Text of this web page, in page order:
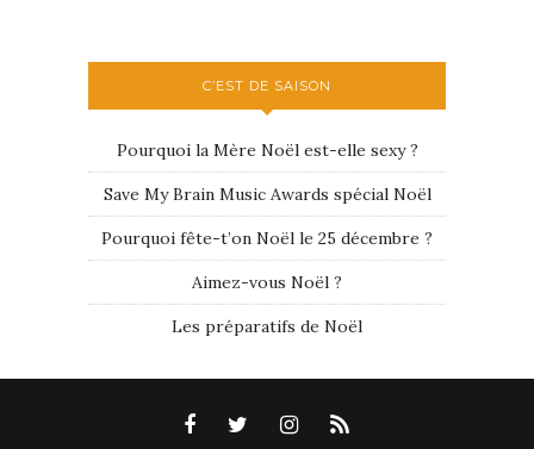
C’EST DE SAISON
Pourquoi la Mère Noël est-elle sexy ?
Save My Brain Music Awards spécial Noël
Pourquoi fête-t’on Noël le 25 décembre ?
Aimez-vous Noël ?
Les préparatifs de Noël